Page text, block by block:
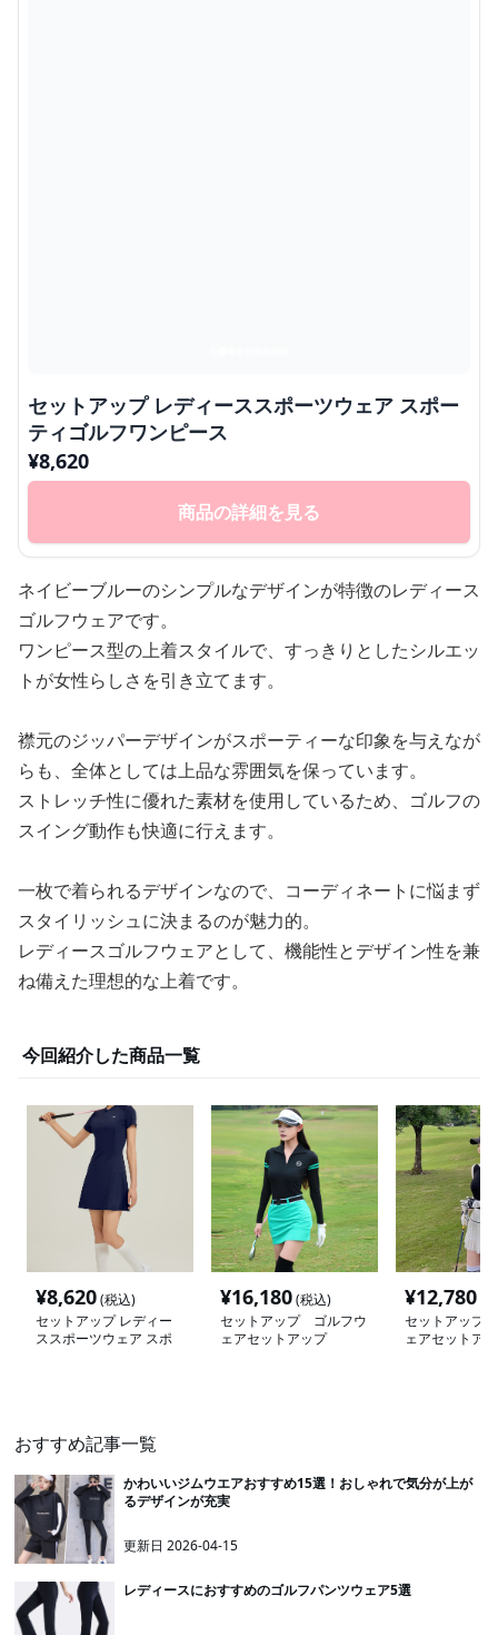
セットアップ レディーススポーツウェア スポー
ティゴルフワンピース
¥8,620
商品の詳細を見る
ネイビーブルーのシンプルなデザインが特徴のレディース
ゴルフウェアです。
ワンピース型の上着スタイルで、すっきりとしたシルエッ
トが女性らしさを引き立てます。
襟元のジッパーデザインがスポーティーな印象を与えなが
らも、全体としては上品な雰囲気を保っています。
ストレッチ性に優れた素材を使用しているため、ゴルフの
スイング動作も快適に行えます。
一枚で着られるデザインなので、コーディネートに悩まず
スタイリッシュに決まるのが魅力的。
レディースゴルフウェアとして、機能性とデザイン性を兼
ね備えた理想的な上着です。
今回紹介した商品一覧
¥8,620(税込)
セットアップ レディー
ススポーツウェア スポ
¥16,180(税込)
セットアップ ゴルフウ
ェアセットアップ
¥12,780
セットアップ
ェアセットア
おすすめ記事一覧
かわいいジムウエアおすすめ15選！おしゃれで気分が上が
るデザインが充実
更新日2026-04-15
レディースにおすすめのゴルフパンツウェア5選